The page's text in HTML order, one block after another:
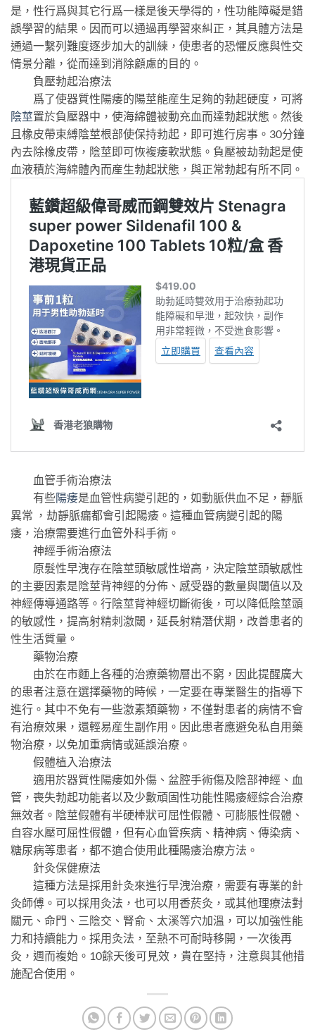
是，性行爲與其它行爲一樣是後天學得的，性功能障礙是錯
誤學習的結果。因而可以通過再學習來糾正，其具體方法是
通過一繫列難度逐步加大的訓練，使患者的恐懼反應與性交
情景分離，從而達到消除顧慮的目的。
負壓勃起治療法
爲了使器質性陽痿的陽莖能産生足夠的勃起硬度，可將
陰莖置於負壓器中，使海綿體被動充血而達勃起狀態。然後
且橡皮帶束縛陰莖根部使保持勃起，即可進行房事。30分鐘
內去除橡皮帶，陰莖即可恢複痿軟狀態。負壓被劫勃起是使
血液積於海綿體內而産生勃起狀態，與正常勃起有所不同。
血管手術治療法
有些陽痿是血管性病變引起的，如動脈供血不足，靜脈
異常 ，劫靜脈瘺都會引起陽痿。這種血管病變引起的陽
痿，治療需要進行血管外科手術。
神經手術治療法
原髮性早洩存在陰莖頭敏感性增高，決定陰莖頭敏感性
的主要因素是陰莖背神經的分佈、感受器的數量與閾值以及
神經傳導通路等。行陰莖背神經切斷術後，可以降低陰莖頭
的敏感性，提高射精刺激閾，延長射精潛伏期，改善患者的
性生活質量。
藥物治療
由於在市麵上各種的治療藥物層出不窮，因此提醒廣大
的患者注意在選擇藥物的時候，一定要在專業醫生的指導下
進行。其中不免有一些激素類藥物，不僅對患者的病情不會
有治療效果，還輕易産生副作用。因此患者應避免私自用藥
物治療，以免加重病情或延誤治療。
假體植入治療法
適用於器質性陽痿如外傷、盆腔手術傷及陰部神經、血
管，喪失勃起功能者以及少數頑固性功能性陽痿經綜合治療
無效者。陰莖假體有半硬棒狀可屈性假體、可膨脹性假體、
自容水壓可屈性假體，但有心血管疾病、精神病、傳染病、
糖尿病等患者，都不適合使用此種陽痿治療方法。
針灸保健療法
這種方法是採用針灸來進行早洩治療，需要有專業的針
灸師傅。可以採用灸法，也可以用香菸灸，或其他理療法對
關元、命門、三陰交、腎俞、太溪等穴加溫，可以加強性能
力和持續能力。採用灸法，至熱不可耐時移開，一次後再
灸，週而複始。10餘天後可見效，貴在堅持，注意與其他措
施配合使用。